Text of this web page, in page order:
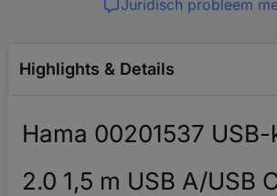
Juridisch probleem
Highlights & Details
Hama 00201537
2.0 1,5 m USB A/USB